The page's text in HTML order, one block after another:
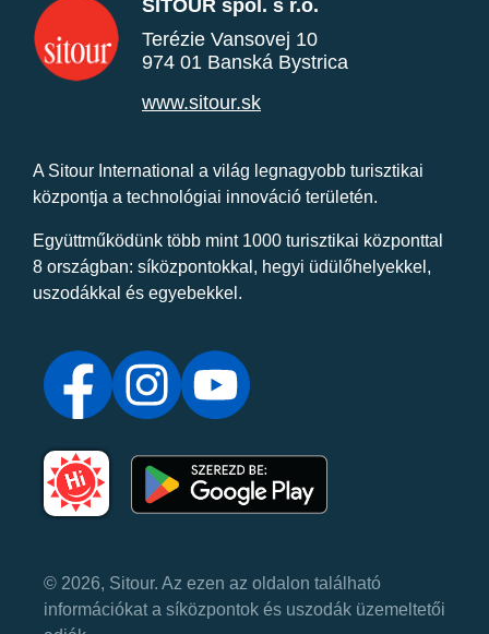
SITOUR spol. s r.o.
Terézie Vansovej 10
974 01 Banská Bystrica
www.sitour.sk
A Sitour International a világ legnagyobb turisztikai
központja a technológiai innováció területén.
Együttműködünk több mint 1000 turisztikai központtal
8 országban: síközpontokkal, hegyi üdülőhelyekkel,
uszodákkal és egyebekkel.
© 2026, Sitour. Az ezen az oldalon található
információkat a síközpontok és uszodák üzemeltetői